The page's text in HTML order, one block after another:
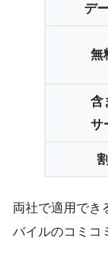
デ
無
含
サ
両社で適用でき
バイルのコミコ